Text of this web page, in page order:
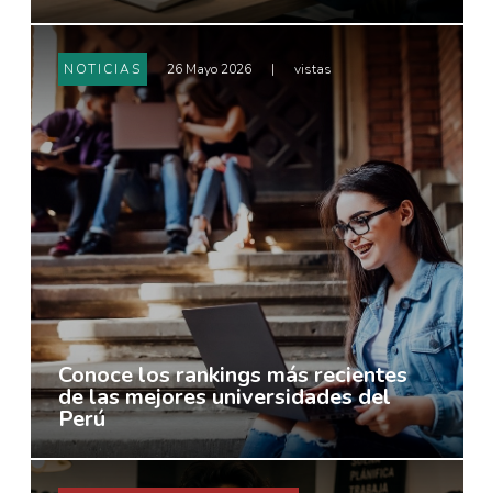
NOTICIAS 26 Mayo 2026 | vistas
Conoce los rankings más recientes
de las mejores universidades del
Perú